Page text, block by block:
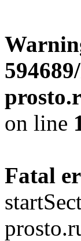
on line
Fatal